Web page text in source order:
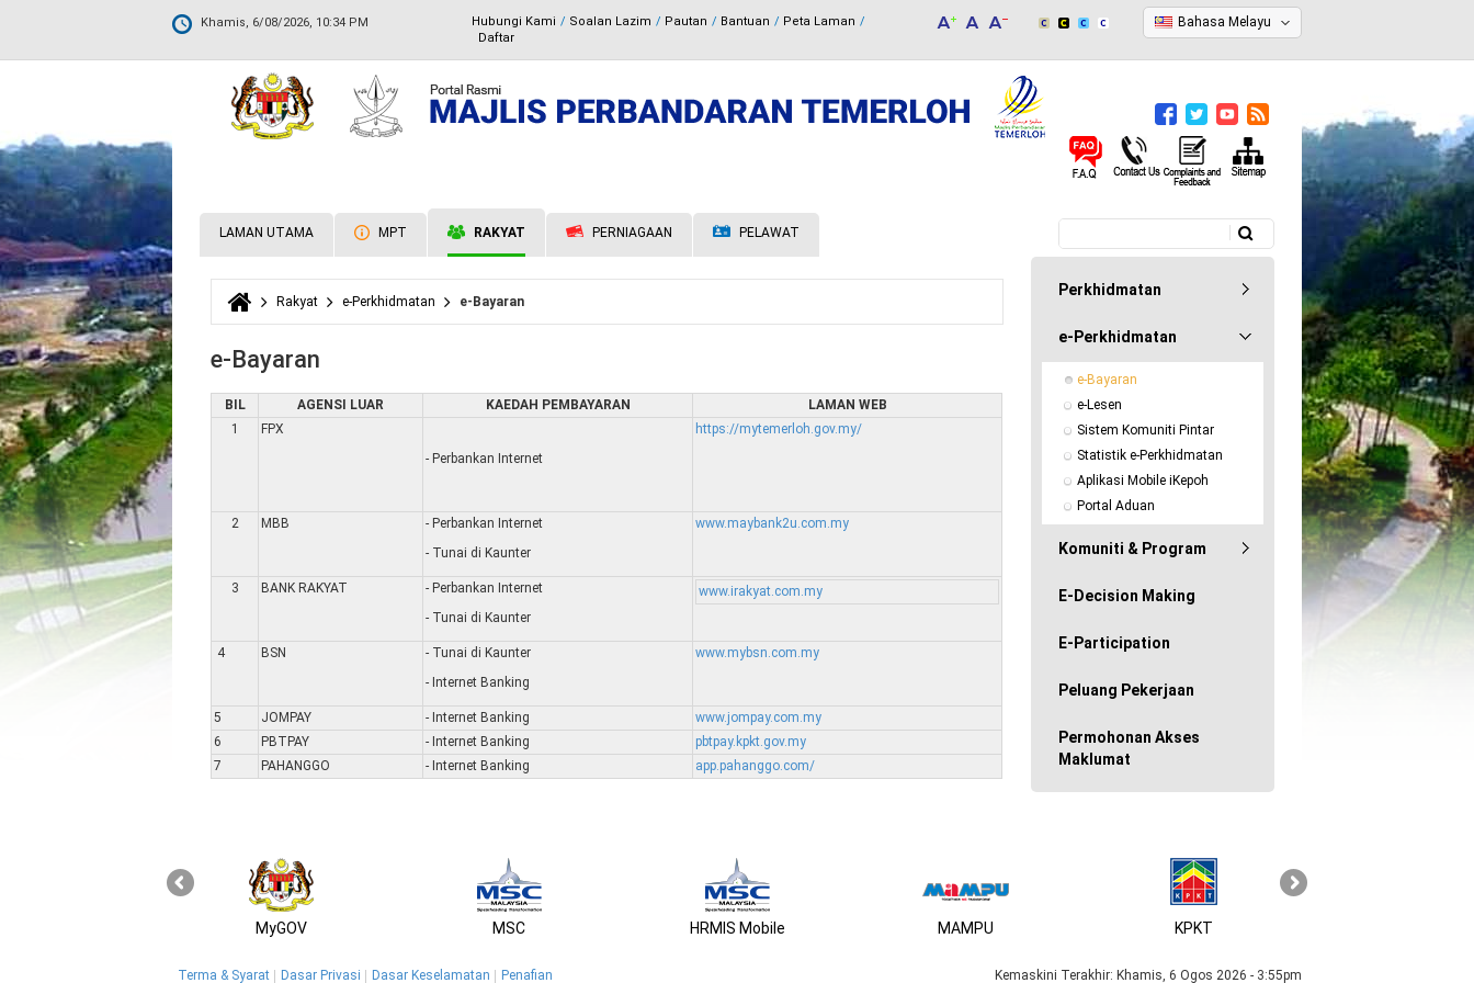
Khamis, 6/08/2026, 10:34 PM Hubungi Kami Soalan Lazim Pautan Bantuan
Peta Laman
Daftar
Bahasa Melayu
LAMAN UTAMA MPT RAKYAT PERNIAGAAN PELAWAT
Borang carian
Anda di sini
Rakyat e-Perkhidmatan e-Bayaran
e-Bayaran
BIL AGENSI LUAR KAEDAH PEMBAYARAN
LAMAN WEB
1
FPX
- Perbankan Internet
https://mytemerloh.gov.my/
2 MBB
- Perbankan Internet
- Tunai di Kaunter
www.maybank2u.com.my
3 BANK RAKYAT
- Perbankan Internet
- Tunai di Kaunter
www.irakyat.com.my
4 BSN
- Tunai di Kaunter
- Internet Banking
www.mybsn.com.my
5 JOMPAY - Internet Banking
www.jompay.com.my
6
PBTPAY - Internet Banking
pbtpay.kpkt.gov.my
7
PAHANGGO - Internet Banking app.pahanggo.com/
Perkhidmatan
e-Perkhidmatan
e-Bayaran
e-Lesen
Sistem Komuniti Pintar
Statistik e-Perkhidmatan
Aplikasi Mobile iKepoh
Portal Aduan
Komuniti & Program
E-Decision Making
E-Participation
Peluang Pekerjaan
Permohonan Akses
Maklumat
MyGOV MSC HRMIS Mobile MAMPU KPKT
Terma & Syarat Dasar Privasi Dasar Keselamatan Penafian Kemaskini Terakhir: Khamis, 6 Ogos 2026 - 3:55pm